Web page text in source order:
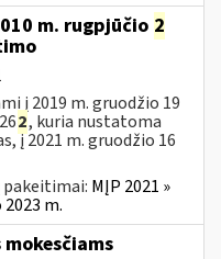
m. rugpjūčio 2
į 2019 m. gruodžio 19
2, kuria nustatoma
į 2021 m. gruodžio 16
MĮP 2021 »
m.